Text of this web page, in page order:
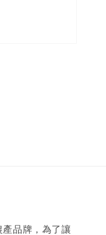
產品牌，為了讓